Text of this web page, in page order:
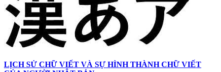
LỊCH SỬ CHỮ VIẾT VÀ SỰ HÌNH THÀNH CHỮ VIẾT